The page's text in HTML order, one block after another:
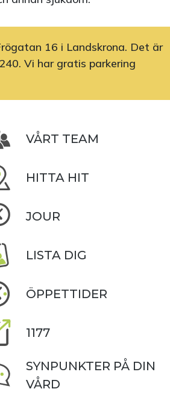
16 i Landskrona. Det är
Vi har gratis parkering
VÅRT TEAM
HITTA HIT
JOUR
LISTA DIG
ÖPPETTIDER
1177
SYNPUNKTER PÅ DIN
VÅRD